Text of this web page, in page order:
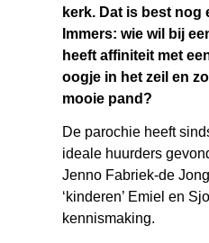
kerk. Dat is best nog
Immers: wie wil bij
heeft affiniteit met
oogje in het zeil en
mooie pand?
De parochie heeft
ideale huurders
Jenno Fabriek-de
‘kinderen’ Emiel en
kennismaking.